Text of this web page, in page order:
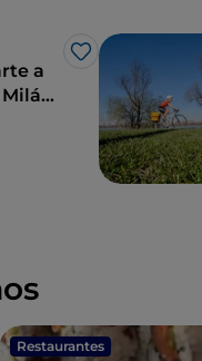
Me gusta
a
Milán
Restaurantes